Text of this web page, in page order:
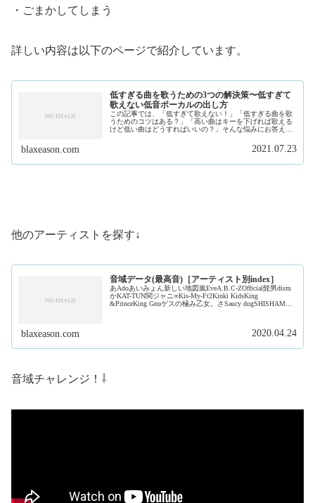
・ごまかしてしまう
詳しい内容は以下のページで紹介しています。
低すぎる曲を歌うための3つの解決策〜低すぎて
歌えない低音ボーカルの出し方
この記事では、「低すぎて歌えない！」「低すぎる曲を歌
うためのコツはある？」「高い曲はキーを下げれば歌える
けど低い曲はどうすればいいの？」そんな悩みにお答えし
blaxeason.com 2021.07.23
他のアーティストを探す↓
音域データ(最高音)［アーティスト別index］
あAdoあいみょん新しい地図嵐EveA.B.C-ZOfficial髭男dism
かKAT-TUN関ジャニ∞Kis-My-Ft2Kinki KidsKing
&PrinceKing Gnuゲスの極み乙女。さSaucy dogSHISHAMO
blaxeason.com 2020.04.24
音域チャレンジ！⇩